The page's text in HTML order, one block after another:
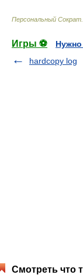
Персональный Сократ
Игры ⚽
hardcopy log
Смотреть что